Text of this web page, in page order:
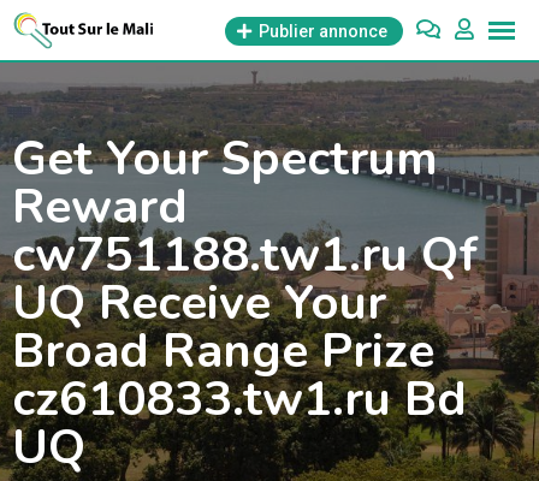
Aller
Publier annonce
Get Your Spectrum
Reward
cw751188.tw1.ru Qf
UQ Receive Your
Broad Range Prize
cz610833.tw1.ru Bd
UQ